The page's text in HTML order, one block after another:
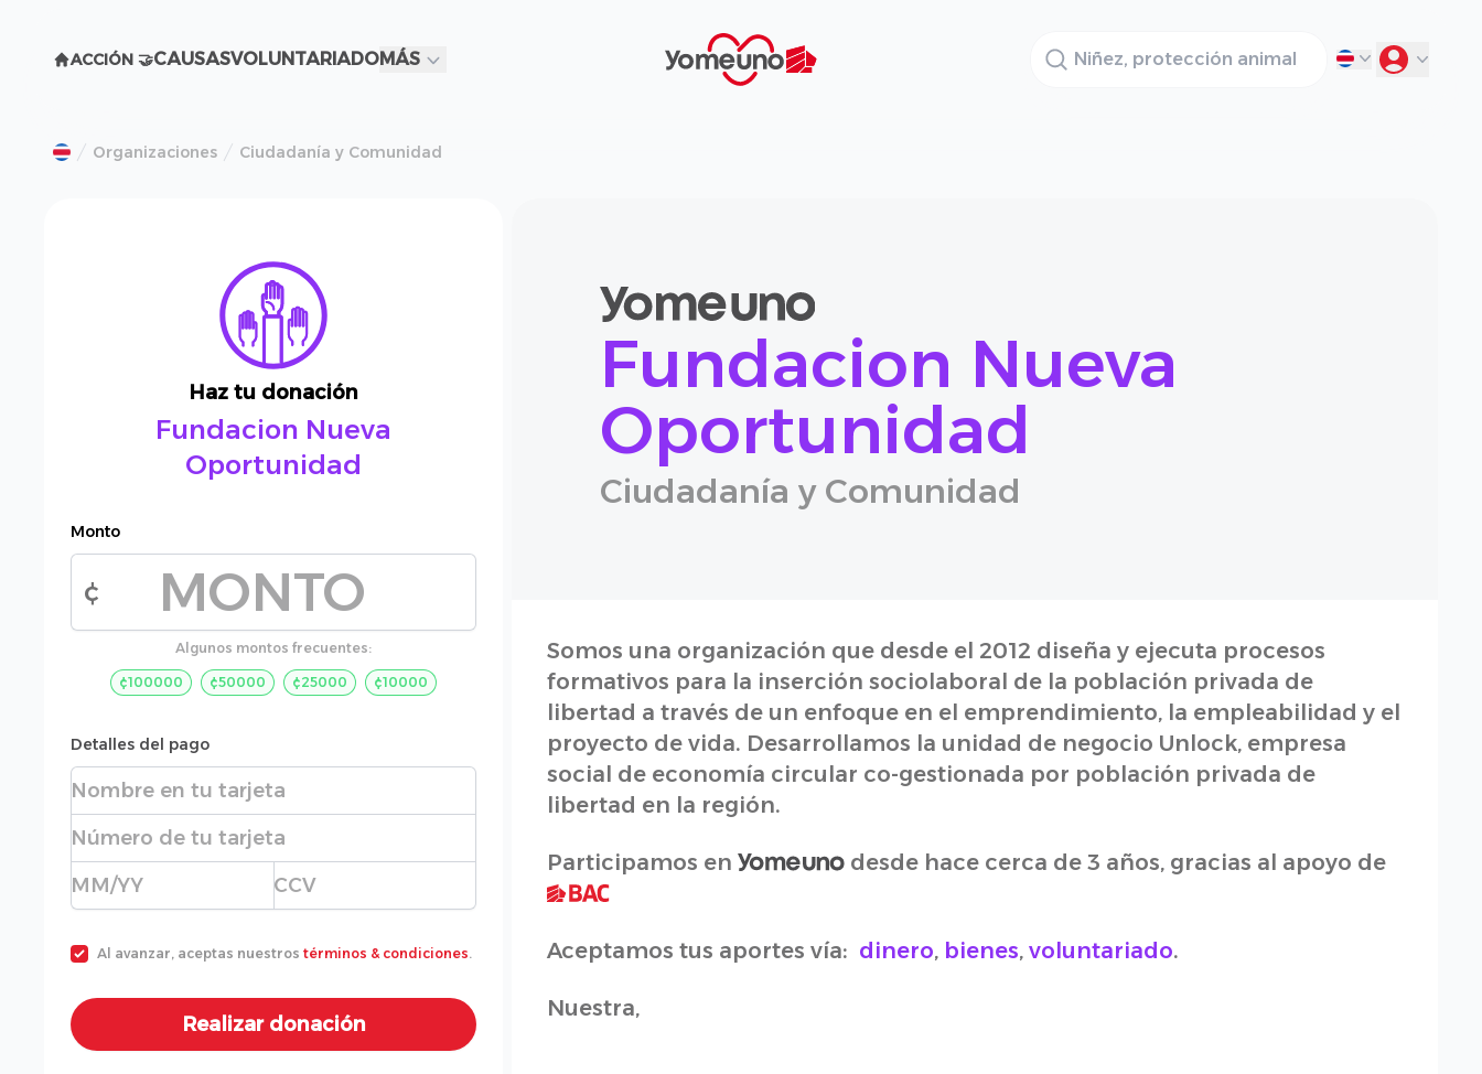
ACCIÓN 🤝CAUSASVOLUNTARIADOMÁS
Yomeuno.com
Organizaciones Ciudadanía y Comunidad
Haz tu donación
Fundacion Nueva
Oportunidad
Monto
Monto de la donación
¢
Algunos montos frecuentes:
¢100000 ¢50000 ¢25000 ¢10000
Detalles del pago
Nombre completo
Número de tarjeta
Fecha de expiración CVC
Al avanzar, aceptas nuestros términos & condiciones.
Fundacion Nueva
Oportunidad
Ciudadanía y Comunidad
Somos una organización que desde el 2012 diseña y ejecuta procesos
formativos para la inserción sociolaboral de la población privada de
libertad a través de un enfoque en el emprendimiento, la empleabilidad y el
proyecto de vida. Desarrollamos la unidad de negocio Unlock, empresa
social de economía circular co-gestionada por población privada de
libertad en la región.
Participamos en desde hace cerca de 3 años, gracias al apoyo de
Aceptamos tus aportes vía: dinero, bienes, voluntariado.
Nuestra,